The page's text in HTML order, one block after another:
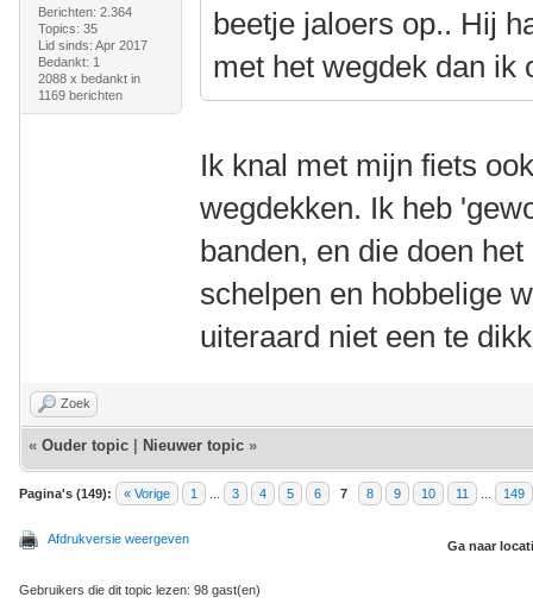
Berichten: 2.364
Topics: 35
Lid sinds: Apr 2017
Bedankt: 1
2088 x bedankt in
1169 berichten
beetje jaloers op.. Hij
met het wegdek dan ik
Ik knal met mijn fiets
wegdekken. Ik heb
banden, en die doen
schelpen en hobbelige
uiteraard niet een te
Zoek
« Ouder topic Nieuwer topic »
Pagina's (149): « Vorige 1 3 4 5 6 7 8 9 10 11 149
Afdrukversie weergeven Ga naar
Gebruikers die dit topic lezen: 98 gast(en)